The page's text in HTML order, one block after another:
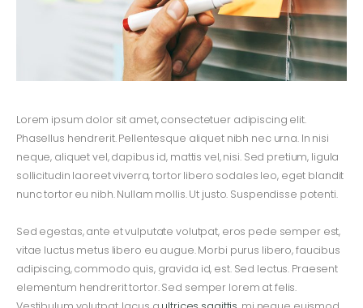
Lorem ipsum dolor sit amet, consectetuer adipiscing elit.
Phasellus hendrerit. Pellentesque aliquet nibh nec urna. In nisi
neque, aliquet vel, dapibus id, mattis vel, nisi. Sed pretium, ligula
sollicitudin laoreet viverra, tortor libero sodales leo, eget blandit
nunc tortor eu nibh. Nullam mollis. Ut justo. Suspendisse potenti.
Sed egestas, ante et vulputate volutpat, eros pede semper est,
vitae luctus metus libero eu augue. Morbi purus libero, faucibus
adipiscing, commodo quis, gravida id, est. Sed lectus. Praesent
elementum hendrerit tortor. Sed semper lorem at felis.